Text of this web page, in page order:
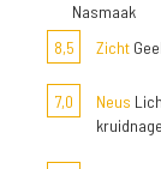
Nasmaak
8,5
Zicht
7,0 Neus